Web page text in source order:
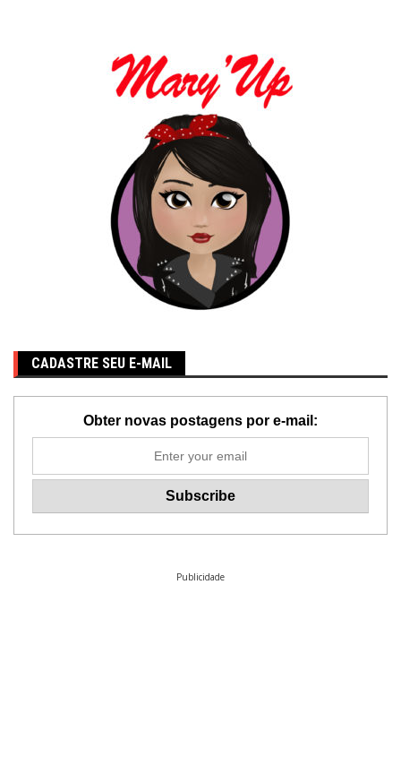
CADASTRE SEU E-MAIL
Obter novas postagens por e-mail:
Publicidade